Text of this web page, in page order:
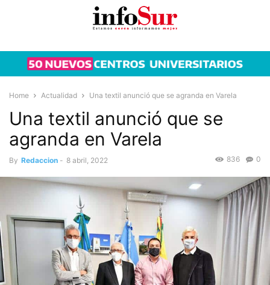
Home Actualidad Una textil anunció que se agranda en Varela
Una textil anunció que se
agranda en Varela
By Redaccion - 8 abril, 2022 0
836